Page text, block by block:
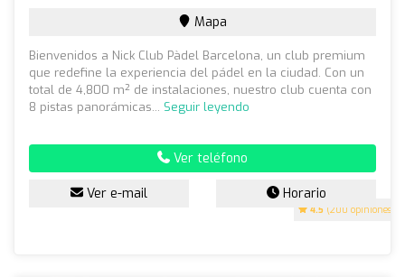
4.5 (200 opiniones)
Mapa
Bienvenidos a Nick Club Pàdel Barcelona, un club premium
que redefine la experiencia del pádel en la ciudad. Con un
total de 4,800 m² de instalaciones, nuestro club cuenta con
8 pistas panorámicas... Seguir leyendo
Ver teléfono
Ver e-mail Horario